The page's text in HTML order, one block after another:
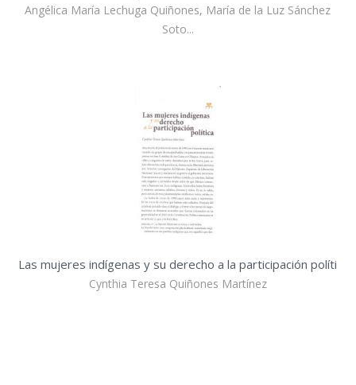
Angélica María Lechuga Quiñones, María de la Luz Sánchez
Soto...
Las mujeres indígenas y su derecho a la participación políti
Cynthia Teresa Quiñones Martínez